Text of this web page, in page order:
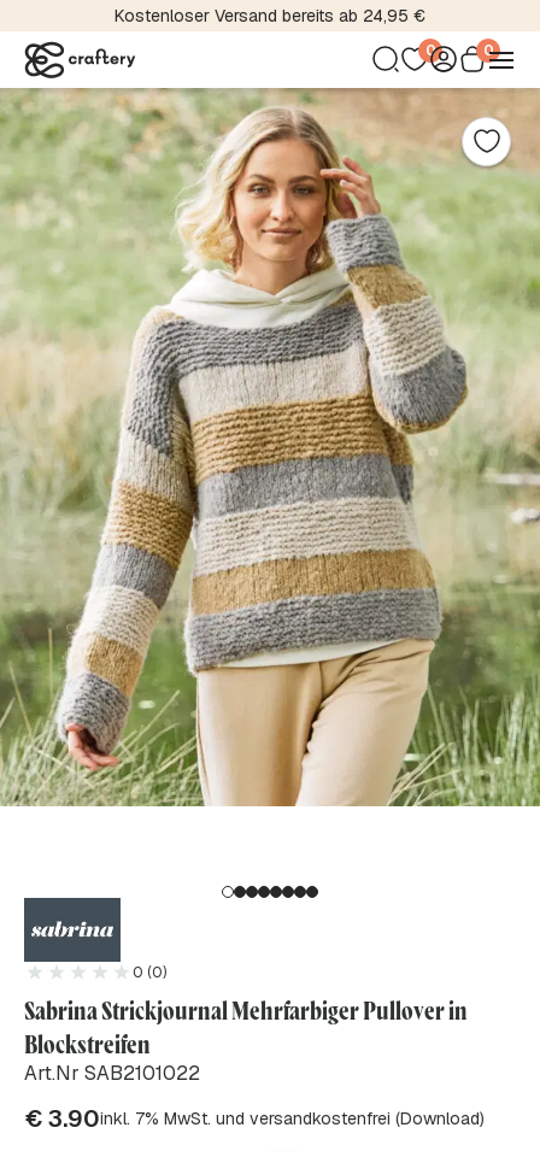
Kostenloser Versand bereits ab 24,95 €
0 0
0 (0)
Sabrina Strickjournal Mehrfarbiger Pullover in
Blockstreifen
Art.Nr SAB2101022
€3.90inkl. 7% MwSt. und versandkostenfrei (Download)